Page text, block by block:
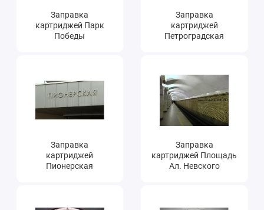
Заправка
картриджей Парк
Победы
Заправка
картриджей
Петроградская
Заправка
картриджей
Пионерская
Заправка
картриджей Площадь
Ал. Невского